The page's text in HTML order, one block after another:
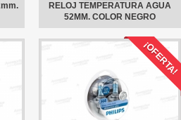
RELOJ TEMPERATURA AGUA
52MM. COLOR NEGRO
¡OFERTA!